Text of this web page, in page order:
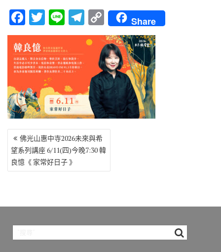
F
ac
e
b
o
k
T
w
it
te
r
Li
n
e
T
el
e
gr
a
m
C
o
p
y
Li
n
k
Share
文
章
導
覽
佛光山惠中寺2026未來與希
望系列講座 6/11(四)今晚7:30 韓
良憶《 家常好日子 》